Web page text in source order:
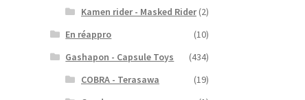
Kamen rider - Masked Rider (2)
En réappro
(10)
Gashapon - Capsule Toys
(434)
COBRA - Terasawa
(19)